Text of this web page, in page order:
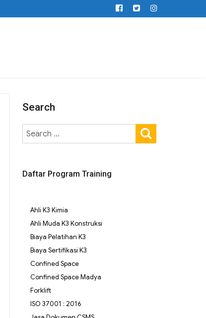
Search
Daftar Program Training
Ahli K3 Kimia
Ahli Muda K3 Konstruksi
Biaya Pelatihan K3
Biaya Sertifikasi K3
Confined Space
Confined Space Madya
Forklift
ISO 37001 : 2016